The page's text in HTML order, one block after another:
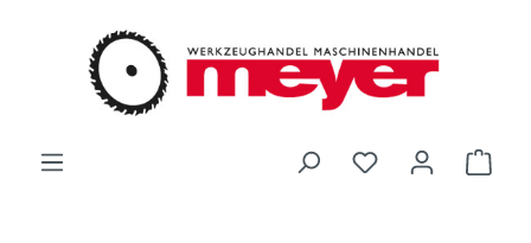
Zum Hauptinhalt springen
Du hast 0